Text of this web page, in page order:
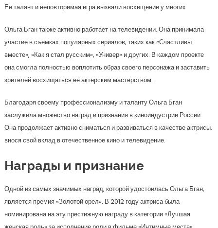
Ее талант и неповторимая игра вызвали восхищение у многих.
Ольга Бган также активно работает на телевидении. Она принимала
участие в съемках популярных сериалов, таких как «Счастливы
вместе», «Как я стал русским», «Универ» и других. В каждом проекте
она смогла полностью воплотить образ своего персонажа и заставить
зрителей восхищаться ее актерским мастерством.
Благодаря своему профессионализму и таланту Ольга Бган
заслужила множество наград и признания в киноиндустрии России.
Она продолжает активно сниматься и развиваться в качестве актрисы,
внося свой вклад в отечественное кино и телевидение.
Награды и признание
Одной из самых значимых наград, которой удостоилась Ольга Бган,
является премия «Золотой орел». В 2012 году актриса была
номинирована на эту престижную награду в категории «Лучшая